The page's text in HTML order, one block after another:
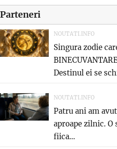
Parteneri
NOUTATI.INFO
Singura zodie
Destinul ei se
NOUTATI.INFO
Patru ani am
aproape zilnic. O
fiica...